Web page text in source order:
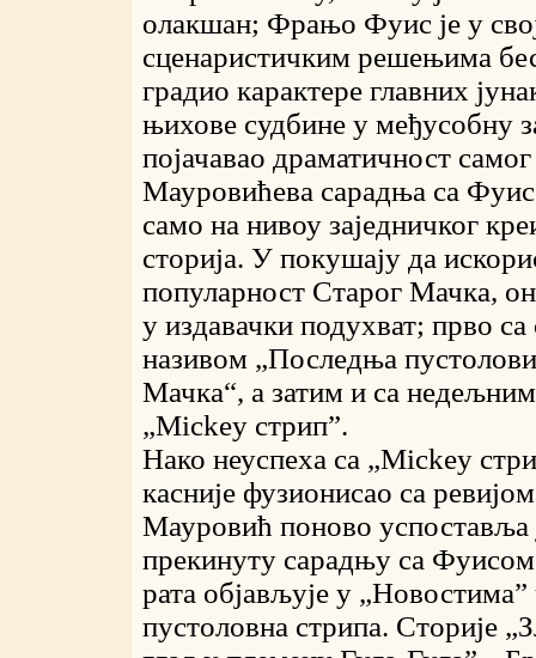
олакшан; Фрањо Фуис је у
сценаристичким решењима
градио карактере главних
њихове судбине у међусобну
појачавао драматичност
Мауровићева сарадња са
само на нивоу заједничког
сторија. У покушају да
популарност Старог Мачка,
у издавачки подухват; прво
називом „Последња
Мачка“, а затим и са
„Mickey стрип”.
Нако неуспеха са „Mickey
касније фузионисао са
Мауровић поново успоставља
прекинуту сарадњу са
рата објављује у
пустоловна стрипа. Сторије